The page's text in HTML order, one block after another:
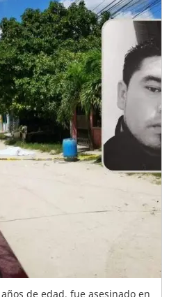
de edad, fue asesinado en